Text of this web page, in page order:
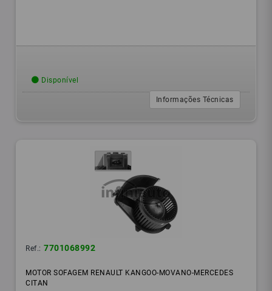
Disponível
Informações Técnicas
Ref.: 7701068992
MOTOR SOFAGEM RENAULT KANGOO-MOVANO-MERCEDES
CITAN